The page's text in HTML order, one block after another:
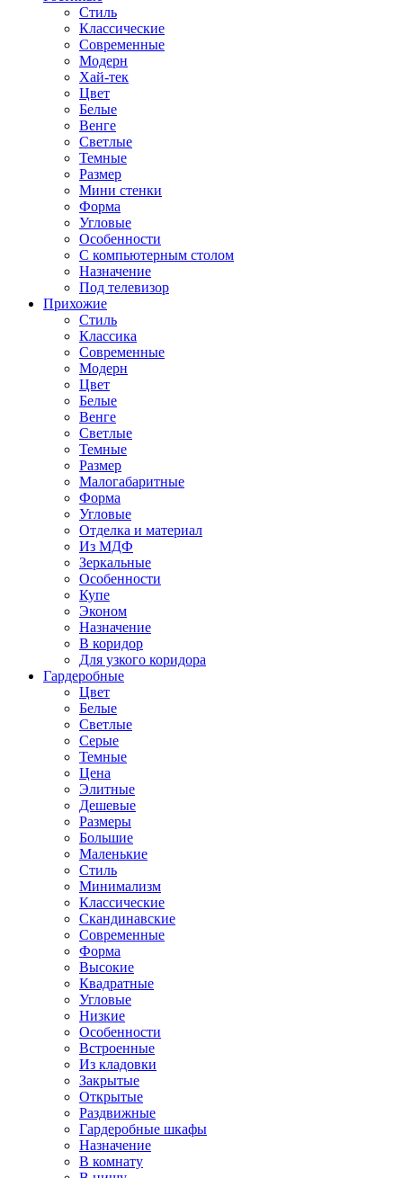
Стиль
Классические
Современные
Модерн
Хай-тек
Цвет
Белые
Венге
Светлые
Темные
Размер
Мини стенки
Форма
Угловые
Особенности
С компьютерным столом
Назначение
Под телевизор
Прихожие
Стиль
Классика
Современные
Модерн
Цвет
Белые
Венге
Светлые
Темные
Размер
Малогабаритные
Форма
Угловые
Отделка и материал
Из МДФ
Зеркальные
Особенности
Купе
Эконом
Назначение
В коридор
Для узкого коридора
Гардеробные
Цвет
Белые
Светлые
Серые
Темные
Цена
Элитные
Дешевые
Размеры
Большие
Маленькие
Стиль
Минимализм
Классические
Скандинавские
Современные
Форма
Высокие
Квадратные
Угловые
Низкие
Особенности
Встроенные
Из кладовки
Закрытые
Открытые
Раздвижные
Гардеробные шкафы
Назначение
В комнату